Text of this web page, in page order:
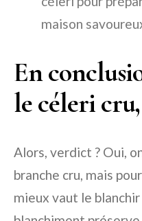
maison
En
le céleri
Alors, verdict ? Oui,
branche cru, mais
mieux vaut le